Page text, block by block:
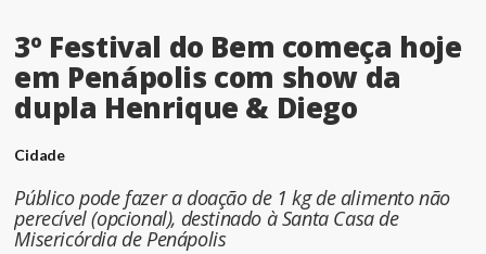
3º Festival do Bem começa hoje
em Penápolis com show da
dupla Henrique & Diego
Cidade
Público pode fazer a doação de 1 kg de alimento não
perecível (opcional), destinado à Santa Casa de
Misericórdia de Penápolis